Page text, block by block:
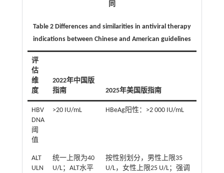
同
Table 2 Differences and similarities in antiviral therapy
indications between Chinese and American guidelines
评
估
维
度
2022年中国版
指南
2025年美国版指南
HBV
DNA
阈
值
>20 IU/mL HBeAg阳性：>2 000 IU/mL
ALT
ULN
统一上限为40
U/L；ALT水平
按性别划分，男性上限35
U/L，女性上限25 U/L；强调